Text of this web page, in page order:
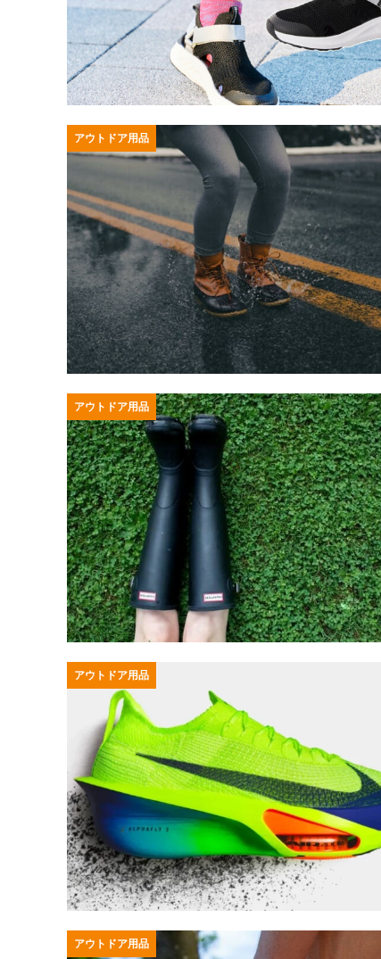
アウトドア用品
アウトドア用品
アウトドア用品
アウトドア用品